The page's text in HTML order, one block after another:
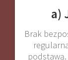
a)
Brak